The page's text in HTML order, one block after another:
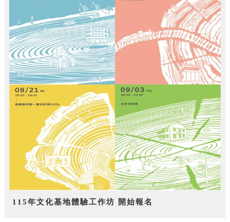
115年文化基地體驗工作坊 開始報名